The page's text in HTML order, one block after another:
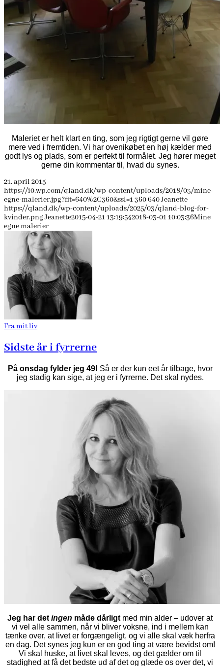
Maleriet er helt klart en ting, som jeg rigtigt gerne vil gøre
mere ved i fremtiden. Vi har ovenikøbet en høj kælder med
godt lys og plads, som er perfekt til formålet. Jeg hører meget
gerne din kommentar til, hvad du synes.
21. april 2015
https://i0.wp.com/qland.dk/wp-content/uploads/2018/03/mine-
egne-malerier.jpg?fit=640%2C360&ssl=1 360640Jeanette
https://qland.dk/wp-content/uploads/2025/03/qland-blog-for-
kvinder.pngJeanette2015-04-21 13:19:542018-03-01 10:03:36Mine
egne malerier
Fra mit liv
Sidste år i fyrrerne
På onsdag fylder jeg 49! Så er der kun eet år tilbage, hvor
jeg stadig kan sige, at jeg er i fyrrerne. Det skal nydes.
Jeg har det ingen måde dårligt med min alder – udover at
vi vel alle sammen, når vi bliver voksne, ind i mellem kan
tænke over, at livet er forgængeligt, og vi alle skal væk herfra
en dag. Det synes jeg kun er en god ting at være bevidst om!
Vi skal huske, at livet skal leves, og det gælder om til
stadighed at få det bedste ud af det og glæde os over det, vi